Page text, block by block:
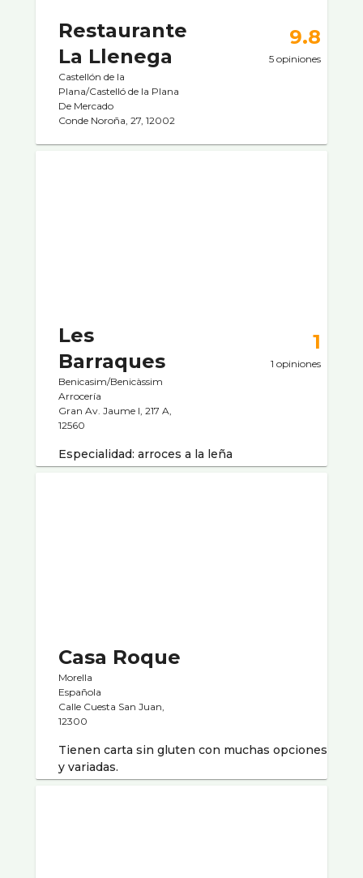
Restaurante
La Llenega
Castellón de la
Plana/Castelló de la Plana
De Mercado
Conde Noroña, 27, 12002
9.8
5 opiniones
Les
Barraques
Benicasim/Benicàssim
Arrocerí­a
Gran Av. Jaume I, 217 A,
12560
1
1 opiniones
Especialidad: arroces a la leña
Casa Roque
Morella
Española
Calle Cuesta San Juan,
12300
Tienen carta sin gluten con muchas opciones
y variadas.